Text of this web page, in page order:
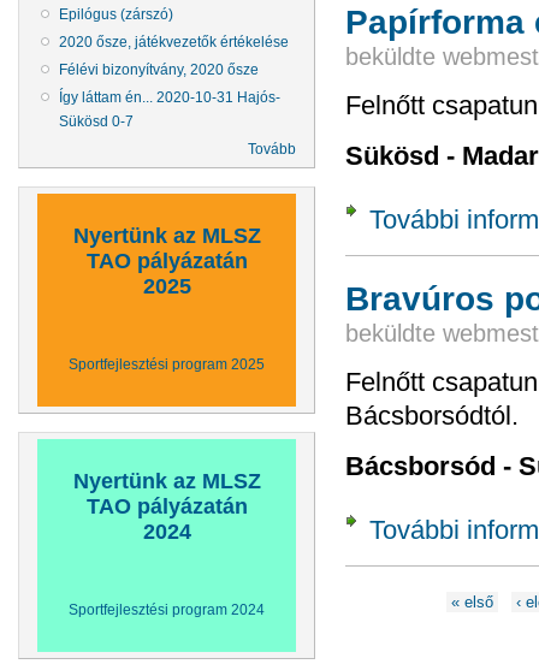
Epilógus (zárszó)
2020 ősze, játékvezetők értékelése
Félévi bizonyítvány, 2020 ősze
Így láttam én... 2020-10-31 Hajós-
Sükösd 0-7
Tovább
Nyertünk az MLSZ
TAO pályázatán
2025
Sportfejlesztési program 2025
Nyertünk az MLSZ
TAO pályázatán
2024
Sportfejlesztési program 2024
Papírforma
beküldte
Felnőtt
Sükösd -
További
Bravúros
beküldte
Felnőtt
Bácsborsódtól.
Bácsborsód -
További
« első ‹